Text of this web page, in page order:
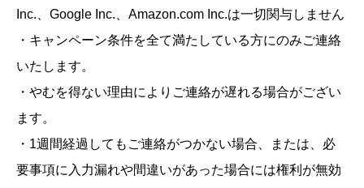
Inc.、Google Inc.、Amazon.com Inc.は一切関与しません
・キャンペーン条件を全て満たしている方にのみご連絡
いたします。
・やむを得ない理由によりご連絡が遅れる場合がござい
ます。
・1週間経過してもご連絡がつかない場合、または、必
要事項に入力漏れや間違いがあった場合には権利が無効